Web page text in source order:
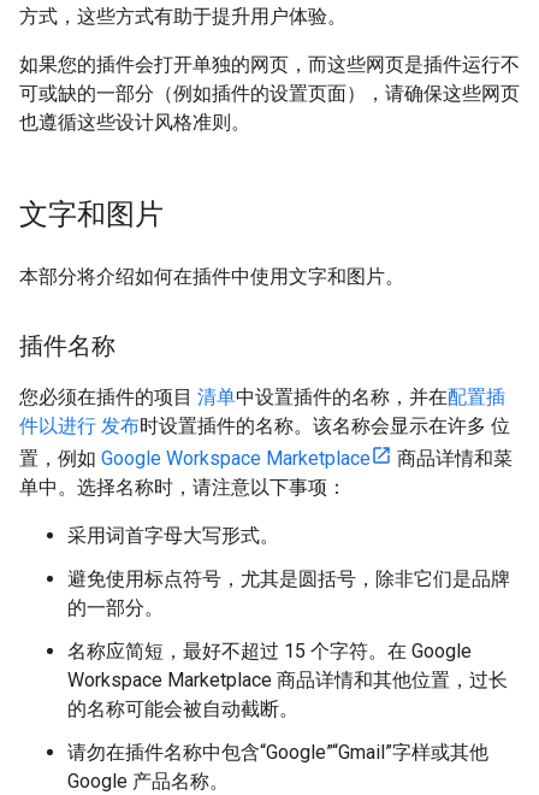
方式，这些方式有助于提升用户体验。
如果您的插件会打开单独的网页，而这些网页是插件运行不
可或缺的一部分（例如插件的设置页面），请确保这些网页
也遵循这些设计风格准则。
文字和图片
本部分将介绍如何在插件中使用文字和图片。
插件名称
您必须在插件的项目 清单中设置插件的名称，并在配置插
件以进行 发布时设置插件的名称。该名称会显示在许多 位
置，例如 Google Workspace Marketplace
商品详情和菜
单中。选择名称时，请注意以下事项：
采用词首字母大写形式。
避免使用标点符号，尤其是圆括号，除非它们是品牌
的一部分。
名称应简短，最好不超过 15 个字符。在 Google
Workspace Marketplace 商品详情和其他位置，过长
的名称可能会被自动截断。
请勿在插件名称中包含“Google”“Gmail”字样或其他
Google 产品名称。